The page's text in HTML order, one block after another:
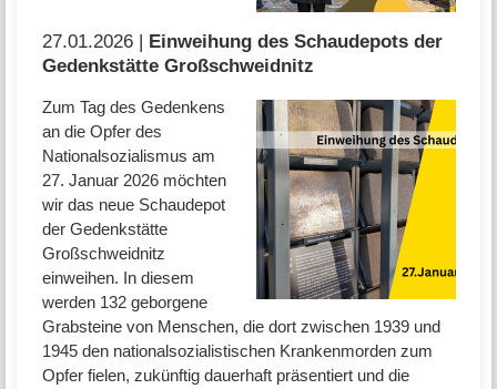
27.01.2026 | Einweihung des Schaudepots der
Gedenkstätte Großschweidnitz
Zum Tag des Gedenkens
an die Opfer des
Nationalsozialismus am
27. Januar 2026 möchten
wir das neue Schaudepot
der Gedenkstätte
Großschweidnitz
einweihen. In diesem
werden 132 geborgene
Grabsteine von Menschen, die dort zwischen 1939 und
1945 den nationalsozialistischen Krankenmorden zum
Opfer fielen, zukünftig dauerhaft präsentiert und die